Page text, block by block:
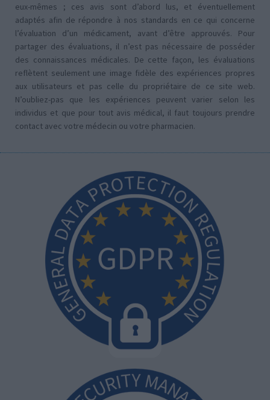
eux-mêmes ; ces avis sont d’abord lus, et éventuellement
adaptés afin de répondre à nos standards en ce qui concerne
l’évaluation d’un médicament, avant d’être approuvés. Pour
partager des évaluations, il n’est pas nécessaire de posséder
des connaissances médicales. De cette façon, les évaluations
reflètent seulement une image fidèle des expériences propres
aux utilisateurs et pas celle du propriétaire de ce site web.
N’oubliez-pas que les expériences peuvent varier selon les
individus et que pour tout avis médical, il faut toujours prendre
contact avec votre médecin ou votre pharmacien.